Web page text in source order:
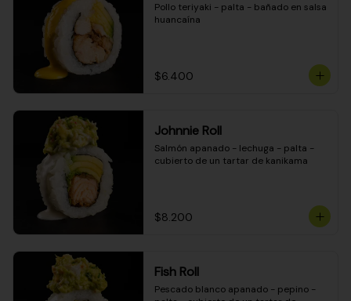
Pollo teriyaki - palta - bañado en salsa
huancaína
$6.400
Johnnie Roll
Salmón apanado - lechuga - palta -
cubierto de un tartar de kanikama
$8.200
Fish Roll
Pescado blanco apanado - pepino -